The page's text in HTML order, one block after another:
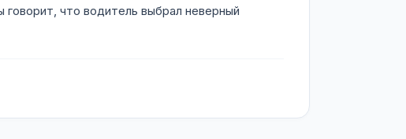
что водитель выбрал неверный